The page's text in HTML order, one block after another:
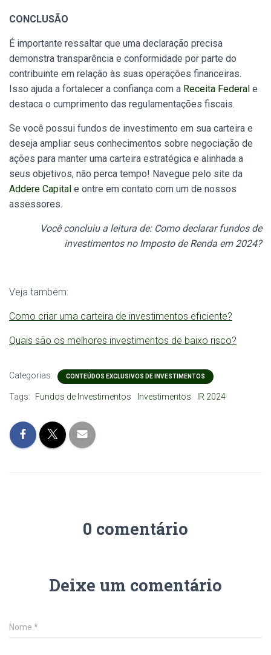
CONCLUSÃO
É importante ressaltar que uma declaração precisa
demonstra transparência e conformidade por parte do
contribuinte em relação às suas operações financeiras.
Isso ajuda a fortalecer a confiança com a Receita Federal e
destaca o cumprimento das regulamentações fiscais.
Se você possui fundos de investimento em sua carteira e
deseja ampliar seus conhecimentos sobre negociação de
ações para manter uma carteira estratégica e alinhada a
seus objetivos, não perca tempo! Navegue pelo site da
Addere Capital e ontre em contato com um de nossos
assessores.
Você concluiu a leitura de: Como declarar fundos de
investimentos no Imposto de Renda em 2024?
Veja também:
Como criar uma carteira de investimentos eficiente?
Quais são os melhores investimentos de baixo risco?
Categorias: CONTEÚDOS EXCLUSIVOS DE INVESTIMENTOS
Tags: Fundos de Investimentos Investimentos IR 2024
0 comentário
Deixe um comentário
Nome *